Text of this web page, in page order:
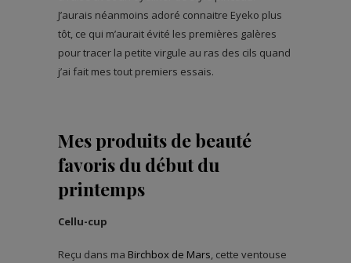
J’aurais néanmoins adoré connaitre Eyeko plus
tôt, ce qui m’aurait évité les premières galères
pour tracer la petite virgule au ras des cils quand
j’ai fait mes tout premiers essais.
Mes produits de beauté
favoris du début du
printemps
Cellu-cup
Reçu dans ma Birchbox de Mars, cette ventouse